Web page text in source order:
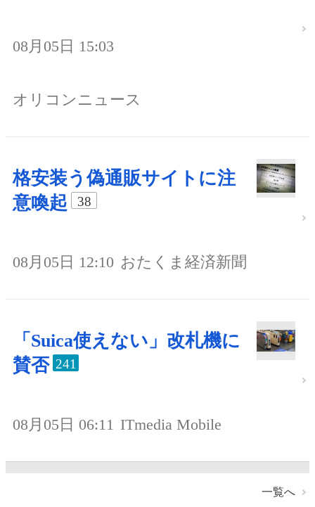
08月05日 15:03
オリコンニュース
格安装う偽通販サイトに注
意喚起
38
08月05日 12:10 おたくま経済新聞
「Suica使えない」改札機に
賛否 241
08月05日 06:11 ITmedia Mobile
一覧へ